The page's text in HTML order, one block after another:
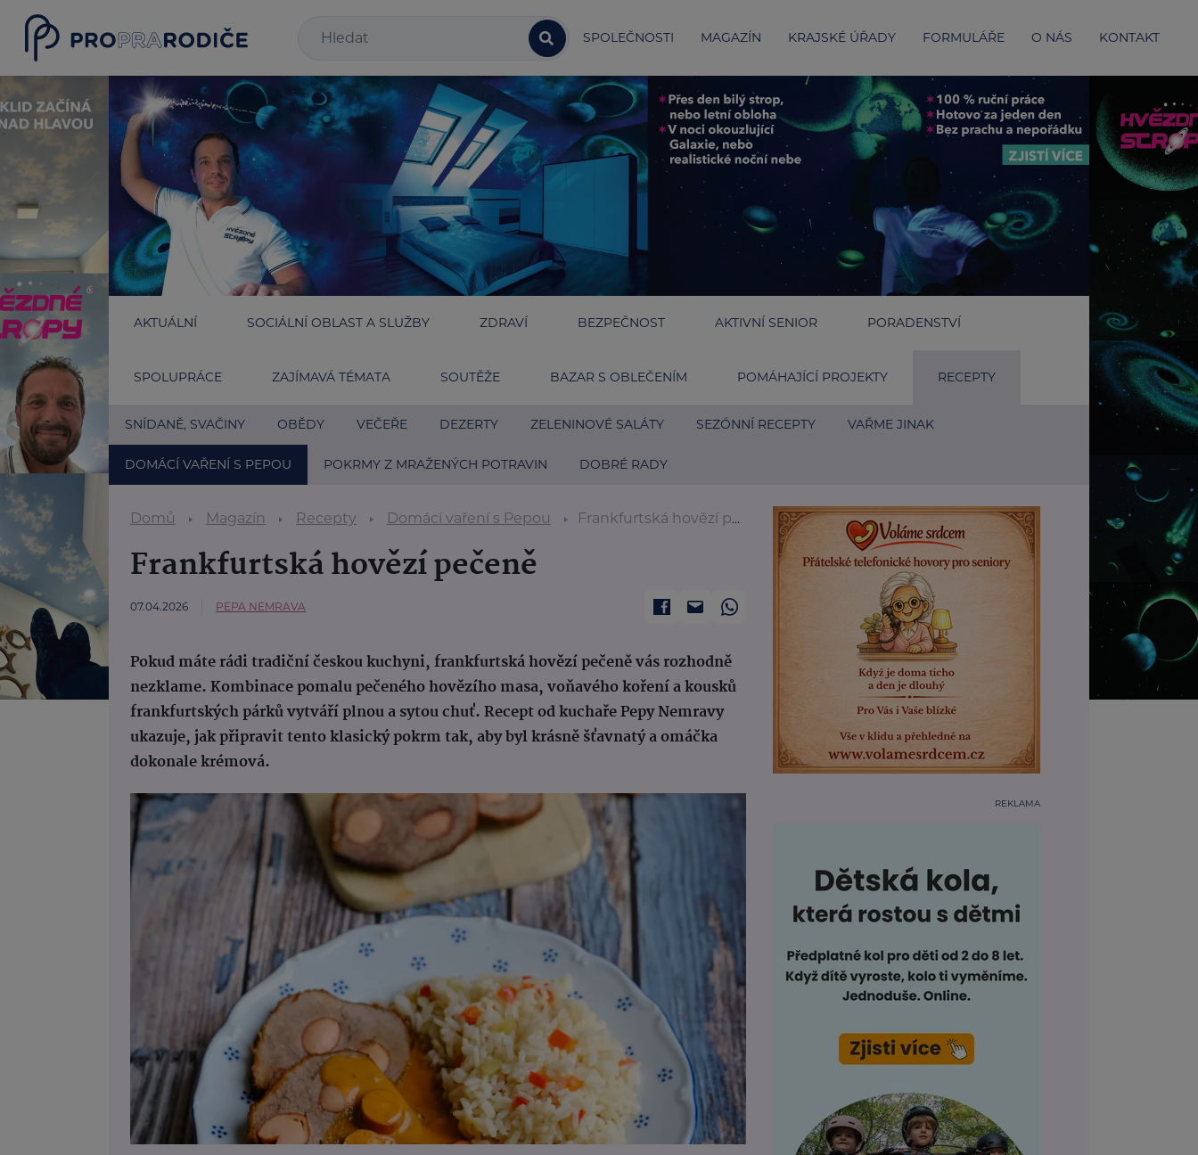
SPOLEČNOSTI MAGAZÍN KRAJSKÉ ÚŘADY FORMULÁŘE O NÁS KONTAKT
AKTUÁLNÍ SOCIÁLNÍ OBLAST A SLUŽBY ZDRAVÍ BEZPEČNOST AKTIVNÍ SENIOR PORADENSTVÍ
SPOLUPRÁCE ZAJÍMAVÁ TÉMATA SOUTĚŽE BAZAR S OBLEČENÍM POMÁHAJÍCÍ PROJEKTY RECEPTY
SNÍDANĚ, SVAČINY OBĚDY VEČEŘE DEZERTY ZELENINOVÉ SALÁTY SEZÓNNÍ RECEPTY VAŘME JINAK
DOMÁCÍ VAŘENÍ S PEPOU POKRMY Z MRAŽENÝCH POTRAVIN DOBRÉ RADY
Domů Magazín Recepty Domácí vaření s Pepou Frankfurtská hovězí pečeně
Frankfurtská hovězí pečeně
07.04.2026 PEPA NEMRAVA
Pokud máte rádi tradiční českou kuchyni, frankfurtská hovězí pečeně vás rozhodně
nezklame. Kombinace pomalu pečeného hovězího masa, voňavého koření a kousků
frankfurtských párků vytváří plnou a sytou chuť. Recept od kuchaře Pepy Nemravy
ukazuje, jak připravit tento klasický pokrm tak, aby byl krásně šťavnatý a omáčka
dokonale krémová.
REKLAMA